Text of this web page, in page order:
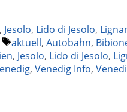
, Jesolo, Lido di Jesolo,
Schlagwörter
aktuell, Autobahn,
, Jesolo, Lido di Jesolo,
, Venedig Info,